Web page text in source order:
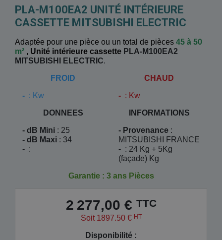
PLA-M100EA2 UNITÉ INTÉRIEURE
CASSETTE MITSUBISHI ELECTRIC
Adaptée pour une pièce ou un total de pièces 45 à 50
m² , Unité intérieure cassette PLA-M100EA2
MITSUBISHI ELECTRIC.
FROID
- : Kw
CHAUD
- : Kw
DONNEES
- dB Mini : 25
- dB Maxi : 34
- :
INFORMATIONS
- Provenance :
MITSUBISHI FRANCE
- : 24 Kg + 5Kg
(façade) Kg
Garantie : 3 ans Pièces
2 277,00 € TTC
Soit 1897.50 € HT
Disponibilité :